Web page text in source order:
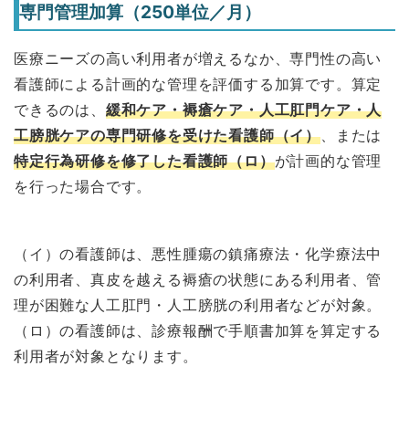
専門管理加算（250単位／月）
医療ニーズの高い利用者が増えるなか、専門性の高い
看護師による計画的な管理を評価する加算です。算定
できるのは、 緩和ケア・褥瘡ケア・人工肛門ケア・人
工膀胱ケアの専門研修を受けた看護師（イ） 、または
特定行為研修を修了した看護師（ロ）が計画的な管理
を行った場合です。
（イ）の看護師は、悪性腫瘍の鎮痛療法・化学療法中
の利用者、真皮を越える褥瘡の状態にある利用者、管
理が困難な人工肛門・人工膀胱の利用者などが対象。
（ロ）の看護師は、診療報酬で手順書加算を算定する
利用者が対象となります。